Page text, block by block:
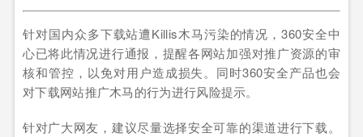
针对国内众多下载站遭Killis木马污染的情况，360安全中
心已将此情况进行通报，提醒各网站加强对推广资源的审
核和管控，以免对用户造成损失。同时360安全产品也会
对下载网站推广木马的行为进行风险提示。
针对广大网友，建议尽量选择安全可靠的渠道进行下载。